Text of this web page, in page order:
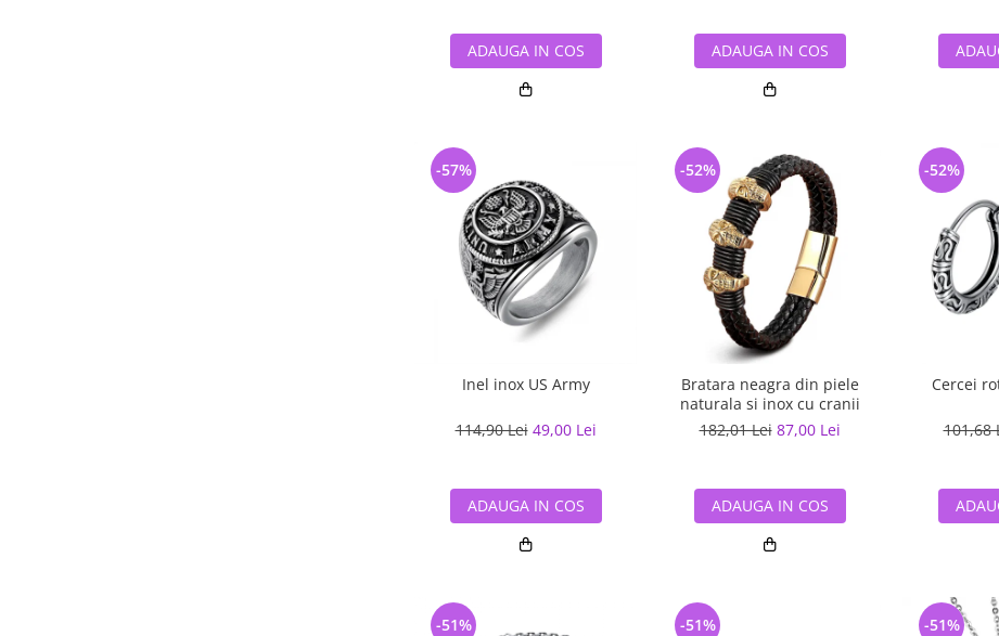
ADAUGA IN COS ADAUGA IN COS
Inel inox US Army
114,90 Lei 49,00 Lei
-57%
ADAUGA IN COS
Bratara neagra din piele
naturala si inox cu cranii
182,01 Lei 87,00 Lei
-52%
ADAUGA IN COS
Cercei
101,68
-52%
-51% -51% -51%